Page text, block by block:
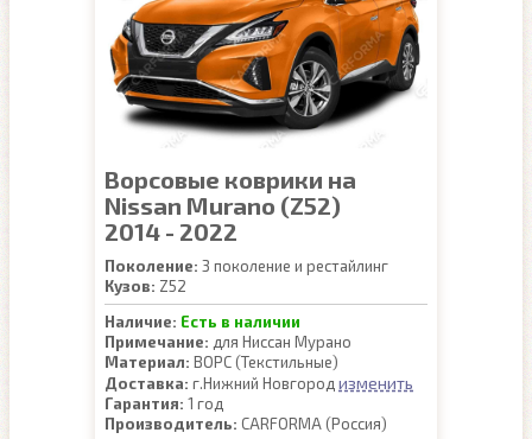
Ворсовые коврики на
Nissan Murano (Z52)
2014 - 2022
Поколение: 3 поколение и рестайлинг
Кузов: Z52
Наличие: Есть в наличии
Примечание: для Ниссан Мурано
Материал: ВОРС (Текстильные)
Доставка: г.Нижний Новгород изменить
Гарантия: 1 год
Производитель: CARFORMA (Россия)